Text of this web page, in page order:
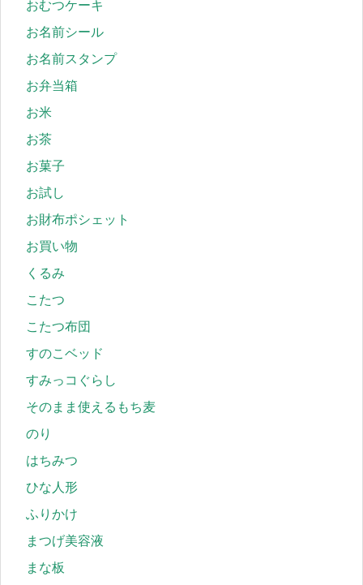
おむつケーキ
お名前シール
お名前スタンプ
お弁当箱
お米
お茶
お菓子
お試し
お財布ポシェット
お買い物
くるみ
こたつ
こたつ布団
すのこベッド
すみっコぐらし
そのまま使えるもち麦
のり
はちみつ
ひな人形
ふりかけ
まつげ美容液
まな板